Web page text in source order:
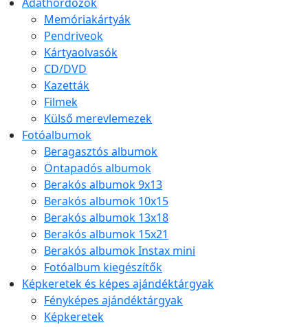
Memóriakártyák
Pendriveok
Kártyaolvasók
CD/DVD
Kazetták
Filmek
Külső merevlemezek
Fotóalbumok
Beragasztós albumok
Öntapadós albumok
Berakós albumok 9x13
Berakós albumok 10x15
Berakós albumok 13x18
Berakós albumok 15x21
Berakós albumok Instax mini
Fotóalbum kiegészítők
Képkeretek és képes ajándéktárgyak
Fényképes ajándéktárgyak
Képkeretek